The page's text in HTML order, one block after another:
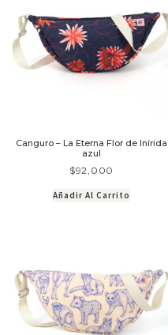
Canguro – La Eterna Flor de Inírida
azul
$92,000
Añadir Al Carrito